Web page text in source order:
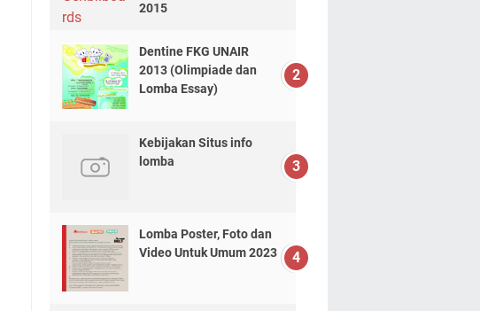
2015
Dentine FKG UNAIR
2013 (Olimpiade dan
Lomba Essay)
Kebijakan Situs info
lomba
Lomba Poster, Foto dan
Video Untuk Umum 2023